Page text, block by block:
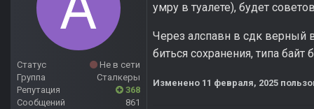
Статус
Не в сети
Группа
Сталкеры
Репутация
368
Сообщений
861
умру в туалете), будет
Через алспавн в сдк верный
биться сохранения, типа
Изменено 11 февраля, 2025